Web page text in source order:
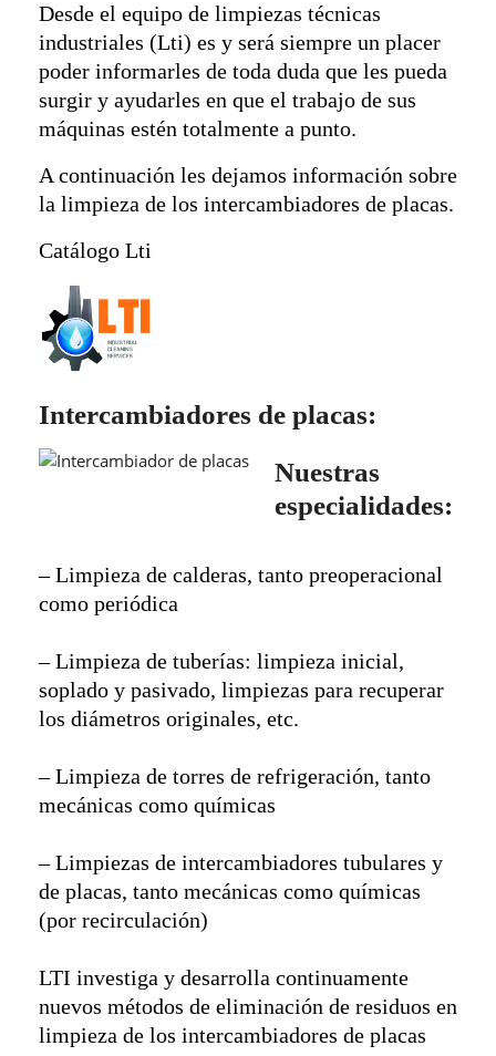
Desde el equipo de limpiezas técnicas
industriales (Lti) es y será siempre un placer
poder informarles de toda duda que les pueda
surgir y ayudarles en que el trabajo de sus
máquinas estén totalmente a punto.
A continuación les dejamos información sobre
la limpieza de los intercambiadores de placas.
Catálogo Lti
Intercambiadores de placas:
Nuestras
especialidades:
– Limpieza de calderas, tanto preoperacional
como periódica
– Limpieza de tuberías: limpieza inicial,
soplado y pasivado, limpiezas para recuperar
los diámetros originales, etc.
– Limpieza de torres de refrigeración, tanto
mecánicas como químicas
– Limpiezas de intercambiadores tubulares y
de placas, tanto mecánicas como químicas
(por recirculación)
LTI investiga y desarrolla continuamente
nuevos métodos de eliminación de residuos en
limpieza de los intercambiadores de placas